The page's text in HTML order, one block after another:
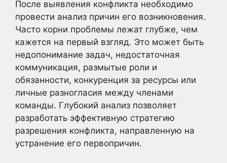
После выявления конфликта необходимо
провести анализ причин его возникновения.
Часто корни проблемы лежат глубже, чем
кажется на первый взгляд. Это может быть
недопонимание задач, недостаточная
коммуникация, размытые роли и
обязанности, конкуренция за ресурсы или
личные разногласия между членами
команды. Глубокий анализ позволяет
разработать эффективную стратегию
разрешения конфликта, направленную на
устранение его первопричин.